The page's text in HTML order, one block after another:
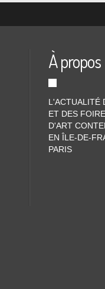
À propos
L'ACTUALITÉ
ET DES
D'ART
EN ÎLE-DE-
PARIS